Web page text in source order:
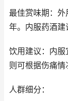
最佳赏味期：
年。内服药酒建
饮用建议：内服
则可根据伤痛情
人群细分：